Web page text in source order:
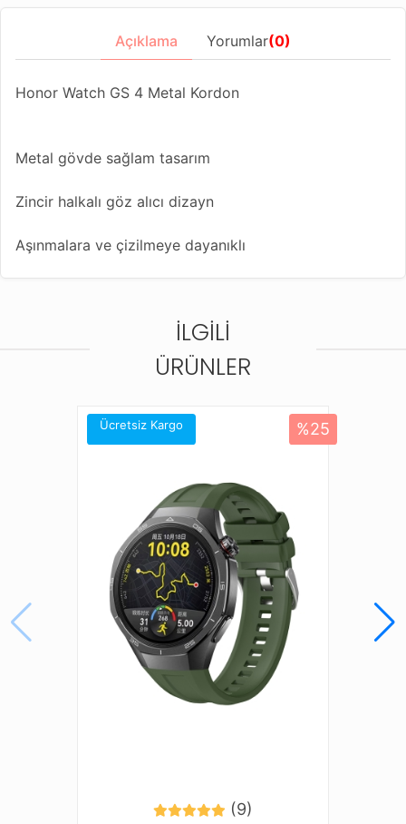
Açıklama Yorumlar(0)
Honor Watch GS 4 Metal Kordon
Metal gövde sağlam tasarım
Zincir halkalı göz alıcı dizayn
Aşınmalara ve çizilmeye dayanıklı
Farklı renk seçenekleriyle Apple Watch saatinize yeni
bir görünüm kazandırın
Bu kordonla uyumlu diğer saat modelleri;
Amazfit Bip 5
Amazfit Cheetah (Round)
Amazfit GTR (47mm)
Amazfit GTR 2 Classic (46mm)
Amazfit GTR 2 Sport (46mm)
Amazfit GTR 2e (46mm)
Amazfit GTR 3 (46mm)
Amazfit GTR 3 Pro (46mm)
Amazfit GTR 4
Amazfit GTR Lite (47mm)
Amazfit Pace (46mm)
Galaxy Gear S3 (46mm)
Honor Watch GS 3 (46mm)
İLGILI
ÜRÜNLER
Ücretsiz Kargo %25
(9)